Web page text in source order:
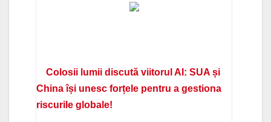
Colosii lumii discută viitorul AI: SUA și
China își unesc forțele pentru a gestiona
riscurile globale!